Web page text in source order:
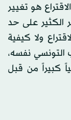
هو تغيير
الكثير على حد
ولا كيفية
نفسه،
كبيراً من قبل